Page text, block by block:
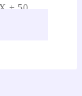
+ 50